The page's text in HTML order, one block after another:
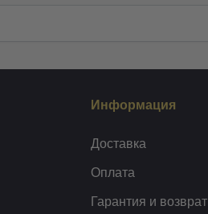
Информация
Доставка
Оплата
Гарантия и возврат